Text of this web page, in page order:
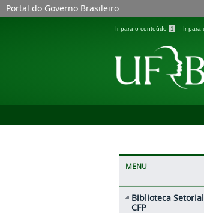
Portal do Governo Brasileiro
Ir para o conteúdo 1 Ir para
MENU
Biblioteca
CFP